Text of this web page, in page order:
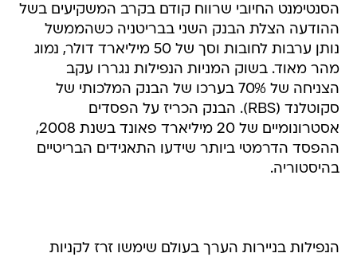
הסנטימנט החיובי שרווח קודם בקרב המשקיעים בשל
ההודעה הצלת הבנק השני בבריטניה כשהממשל
נותן ערבות לחובות וסך של 50 מיליארד דולר, נמוג
מהר מאוד. בשוק המניות הנפילות נגררו עקב
הצניחה של 70% בערכו של הבנק המלכותי של
סקוטלנד (RBS). הבנק הכריז על הפסדים
אסטרונומיים של 20 מיליארד פאונד בשנת 2008,
ההפסד הדרמטי ביותר שידעו התאגידים הבריטיים
בהיסטוריה.
הנפילות בניירות הערך בעולם שימשו זרז לקניות